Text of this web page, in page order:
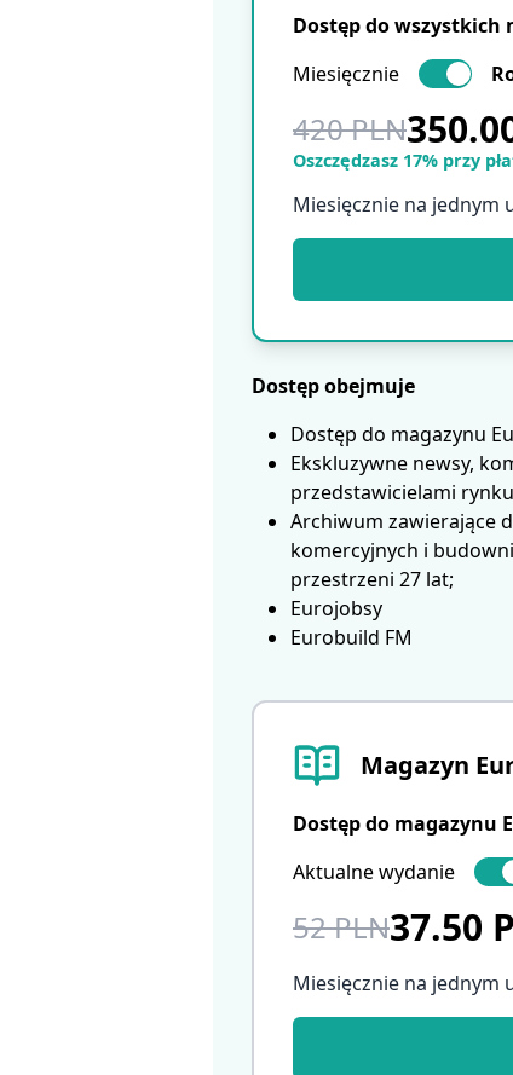
Magazyn
Dostęp do magazynu
Aktualne wydanie
52 PLN37.50
Miesięcznie na jednym
Dostęp do wszystkich
Miesięcznie
420 PLN
Oszczędzasz 17% przy
Miesięcznie na jednym
Dostęp obejmuje
Dostęp do magazynu
Ekskluzywne newsy,
przedstawicielami
Archiwum zawierające
komercyjnych i
przestrzeni 27 lat;
Eurojobsy
Eurobuild FM